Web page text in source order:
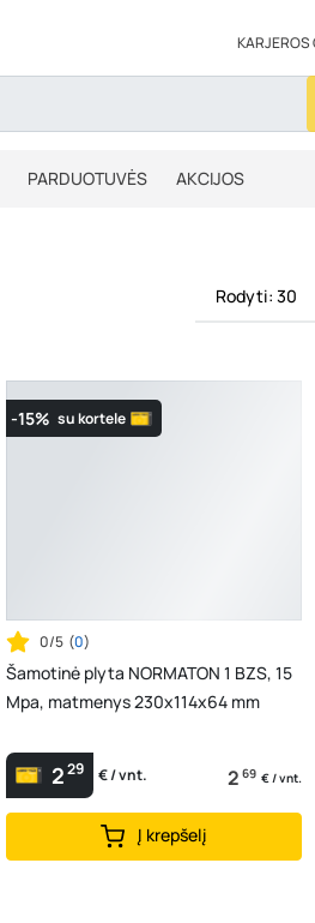
KARJEROS
PARDUOTUVĖS AKCIJOS
Rodyti: 30
-15% su kortele
0/5 (0)
Šamotinė plyta NORMATON 1 BZS, 15
Mpa, matmenys 230x114x64 mm
229 € / vnt. 2 69 € / vnt.
Į krepšelį